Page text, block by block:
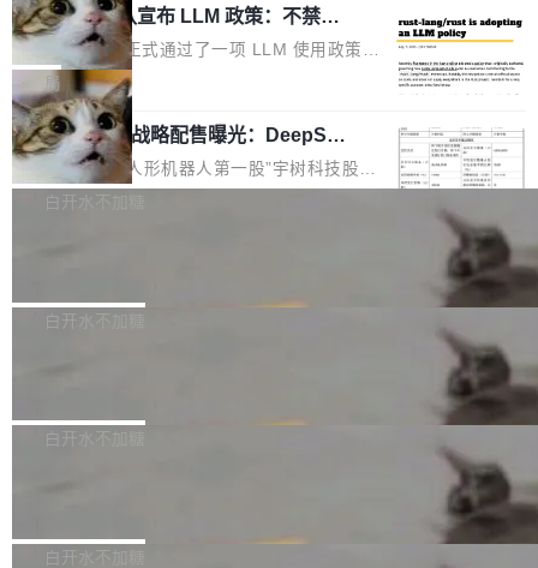
配、功耗与稳定性调优、兼容性测评及统一互联
等内容展开系统讲解和实战交流，帮助企业进一
步了解开源鸿蒙在智能...
Hub 员工 kdaigle 在 HN 讨论中贴出了一组数
据：2025 年全年 10 亿次 commit。现在，每周
2.75 亿次，全年预计 140 亿次。GitHub...
ontinual Harness。在 ARC-AGI 3 基准测试
上，Prime Agent + Opus 5 的组合达到了 95.
5% RHAE Best@1，超过了 ARC 报告的人类专
家基线 95.4%。 不是又一个 coding agent 包装
器 Prime Agent 的架构和市面上大多数 coding
agent 有本质区别。大多数 agent harness 的设
计是基于早期模型的能力—...
Rust 项目团队宣布 LLM 政策：不禁
止，但你要承认哪些代码不是你写的
Rust 语言项目正式通过了一项 LLM 使用政策，
覆盖 rust-lang/rust 单一仓库的代码贡献。这不
是项目级别的官方立场，目前由五个团队采纳，
但它可能是主流开源项目中关于 AI 辅助贡献最
细致的一份规则。 政策的核心只有一句话：LLM
可以用来分析、提炼、审阅、建议，但不能用来
不得生成涉及安全性的关键变更，除非作者本身
局
宇树科技 IPO 战略配售曝光：DeepSe
ek 获配 93.3 万股，锁定 36 个月
8月6日晚间，“人形机器人第一股”宇树科技股份
有限公司披露IPO发行价格及战略配售结果，杭
36个月。 公告显示，本次宇树科技战略配售对
员工参与设立的专项资产管理计划。其中，Dee
获配9...
白开水不加糖
Bug fixes and enhancements 修复多次传递同
一个回归问题，该问题导致拉取镜像时会拒绝包
题，该问题可能导致在旧版 Linux 内核...
白开水不加糖
e 孵化器项目管理委员会（IPMC）投票中获得
P）！这一里程碑不仅标志着 Fluss 迈入新的发
白开水不加糖
长期停止内容更新，未能实现其作为“AI版维基百
白开水不加糖